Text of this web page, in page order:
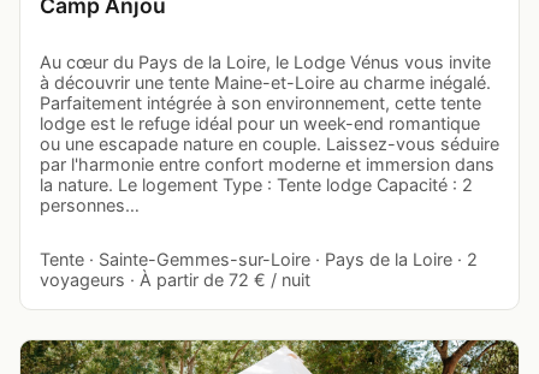
Camp Anjou
Au cœur du Pays de la Loire, le Lodge Vénus vous invite
à découvrir une tente Maine-et-Loire au charme inégalé.
Parfaitement intégrée à son environnement, cette tente
lodge est le refuge idéal pour un week-end romantique
ou une escapade nature en couple. Laissez-vous séduire
par l'harmonie entre confort moderne et immersion dans
la nature. Le logement Type : Tente lodge Capacité : 2
personnes…
Tente · Sainte-Gemmes-sur-Loire · Pays de la Loire · 2
voyageurs · À partir de 72 € / nuit